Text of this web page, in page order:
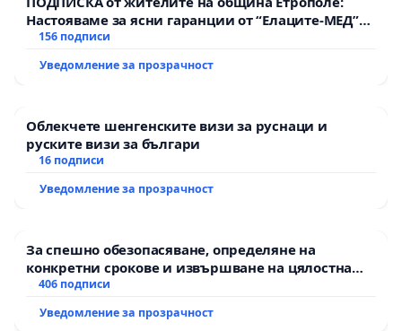
Настояваме за ясни гаранции от “Елаците-МЕД”
АД и от държавата, че ще се изпълнят всички
156 подписи
Уведомление за прозрачност
Облекчете шенгенските визи за руснаци и
руските визи за българи
16 подписи
Уведомление за прозрачност
За спешно обезопасяване, определяне на
конкретни срокове и извършване на цялостна
рехабилитация на републиканския път между
Мирово - к.к. Момин проход
406 подписи
Уведомление за прозрачност